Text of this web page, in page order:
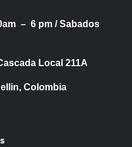
– 6 pm /Sabados
Local 211A
Colombia